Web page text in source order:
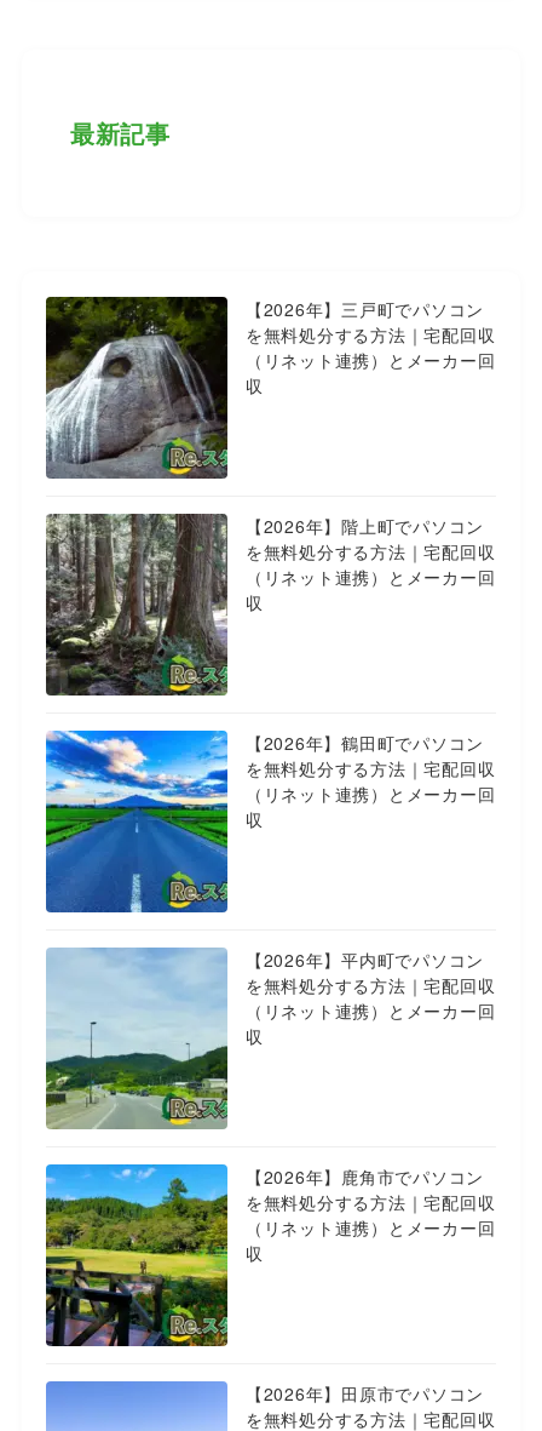
最新記事
【2026年】三戸町でパソコン
を無料処分する方法｜宅配回収
（リネット連携）とメーカー回
収
【2026年】階上町でパソコン
を無料処分する方法｜宅配回収
（リネット連携）とメーカー回
収
【2026年】鶴田町でパソコン
を無料処分する方法｜宅配回収
（リネット連携）とメーカー回
収
【2026年】平内町でパソコン
を無料処分する方法｜宅配回収
（リネット連携）とメーカー回
収
【2026年】鹿角市でパソコン
を無料処分する方法｜宅配回収
（リネット連携）とメーカー回
収
【2026年】田原市でパソコン
を無料処分する方法｜宅配回収